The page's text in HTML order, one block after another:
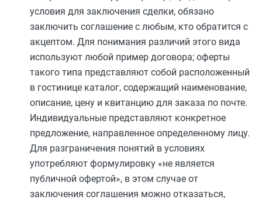
условия для заключения сделки, обязано
заключить соглашение с любым, кто обратится с
акцептом. Для понимания различий этого вида
используют любой пример договора; оферты
такого типа представляют собой расположенный
в гостинице каталог, содержащий наименование,
описание, цену и квитанцию для заказа по почте.
Индивидуальные представляют конкретное
предложение, направленное определенному лицу.
Для разграничения понятий в условиях
употребляют формулировку «не является
публичной офертой», в этом случае от
заключения соглашения можно отказаться,